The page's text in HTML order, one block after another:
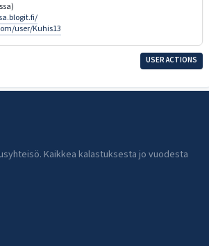
user/Kuhis13
USER ACTIONS
Kaikkea kalastuksesta jo vuodesta